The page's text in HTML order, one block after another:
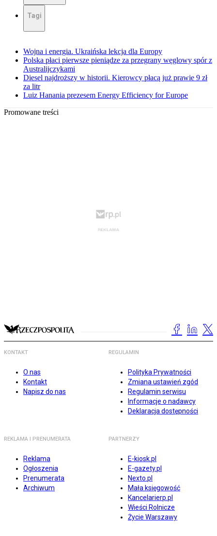
Tagi
Wojna i energia. Ukraińska lekcja dla Europy
Polska płaci pierwsze pieniądze za przegrany węglowy spór z
Australijczykami
Diesel najdroższy w historii. Kierowcy płacą już prawie 9 zł
za litr
Luiz Hanania prezesem Energy Efficiency for Europe
Promowane treści
KONTAKT
O nas
Kontakt
Napisz do nas
REGULAMIN
Polityka Prywatności
Zmiana ustawień zgód
Regulamin serwisu
Informacje o nadawcy
Deklaracja dostępności
REKLAMA I PRENUMERATA
Reklama
Ogłoszenia
Prenumerata
Archiwum
PARTNERZY
E-kiosk.pl
E-gazety.pl
Nexto.pl
Mała księgowość
Kancelarierp.pl
Wieści Rolnicze
Życie Warszawy